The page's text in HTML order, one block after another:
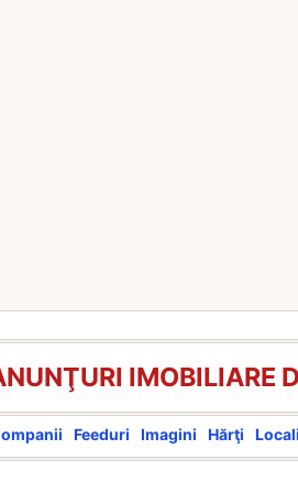
IMOBILIARE
Feeduri Imagini Hărţi